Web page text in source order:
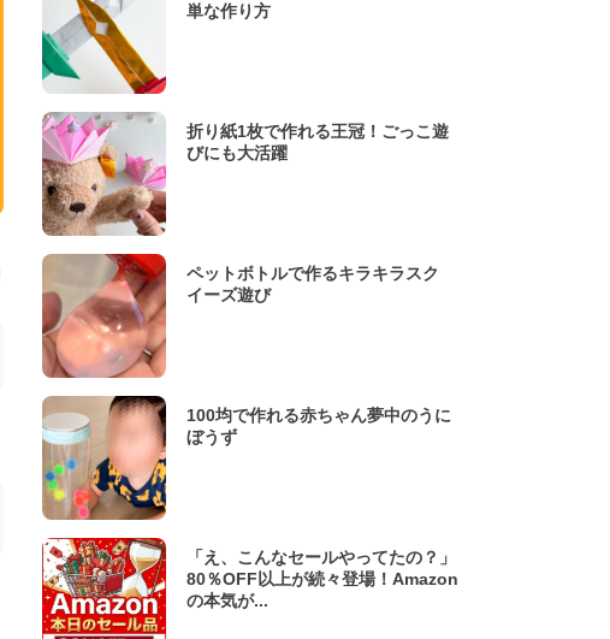
単な作り方
折り紙1枚で作れる王冠！ごっこ遊
びにも大活躍
ペットボトルで作るキラキラスク
イーズ遊び
100均で作れる赤ちゃん夢中のうに
ぼうず
「え、こんなセールやってたの？」
80％OFF以上が続々登場！Amazon
の本気が...